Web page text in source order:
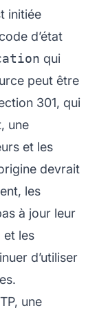
initiée
d’état
qui
peut être
301, qui
une
et les
devrait
les
à jour leur
et les
d’utiliser
une